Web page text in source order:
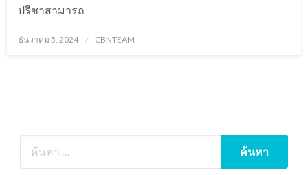
ปรีชาสามารถ
Posted
ธันวาคม 5, 2024 CBNTEAM